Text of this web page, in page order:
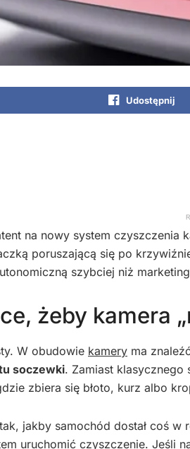
Udostępnij
na nowy system
poruszającą się po
szybciej niż
żeby kamera
W obudowie kamery ma
soczewki. Zamiast klasycznego
zbiera się błoto, kurz albo
jakby samochód dostał coś
uruchomić czyszczenie. Jeśli